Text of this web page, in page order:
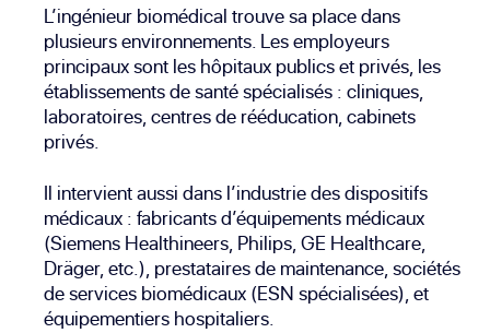
L’ingénieur biomédical trouve sa place dans
plusieurs environnements. Les employeurs
principaux sont les hôpitaux publics et privés, les
établissements de santé spécialisés : cliniques,
laboratoires, centres de rééducation, cabinets
privés.
Il intervient aussi dans l’industrie des dispositifs
médicaux : fabricants d’équipements médicaux
(Siemens Healthineers, Philips, GE Healthcare,
Dräger, etc.), prestataires de maintenance, sociétés
de services biomédicaux (ESN spécialisées), et
équipementiers hospitaliers.